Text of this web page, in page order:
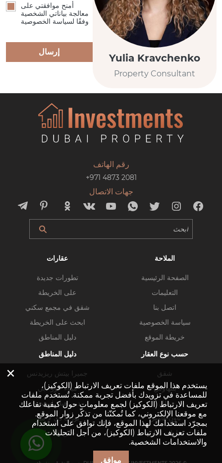
Yulia Kravchenko
Property Consultant
أمنح موافقتي على
معالجة بياناتي الشخصية
وفقًا لسياسة الخصوصية
إرسال
رقم الهاتف
+971 4873 2081
جهات الاتصال
الملاحة
الصفحة الرئيسية
التعليمات
اتصل بنا
سياسة الخصوصية
خريطة الموقع
عقارات
تطورات جديدة
على الخريطة
شقق في مجمع سكني
ابحث على الخريطة
دليل المناطق
حسب نوع العقار
شقق
بنتهاوس
فلل
تاون هاوس
عقارات تجارية
دليل المناطق
جميرا بيتش ريزيدنس
ميناء خور دبي
دبي هيلز استيت
بورت دي لا مير
خليج الأعمال
×
يستخدم هذا الموقع ملفات تعريف الارتباط (الكوكيز)،
للمساعدة في تزويدك بأفضل تجربة ممكنة. تُستخدم ملفات
تعريف الارتباط (الكوكيز) لجمع معلومات حول كيفية تفاعلك
مع موقعنا الإلكتروني، كما تُمكنّنا من تذكّر زوار الموقع.
بمجرّد استخدامك لهذا الموقع، فإنك توافق على استخدام
ملفات تعريف الارتباط (الكوكيز)، من أجل التحليلات
والاستخدامات الشخصية.
موافق